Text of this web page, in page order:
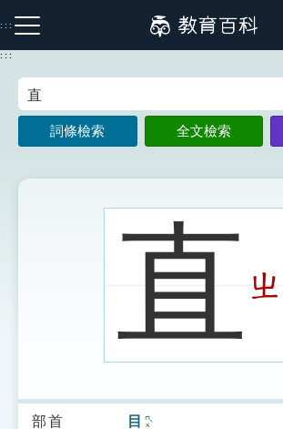
到
主
:::
注音索引圖示 筆畫索引圖示
索引選單
:::
詞條檢索 全文檢索
直ㄓ
部首 目 ㄇㄨˋ